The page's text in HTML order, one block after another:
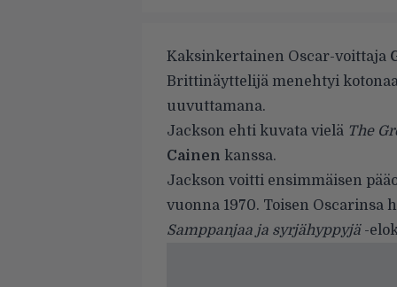
Kaksinkertainen Oscar-voittaja
Brittinäyttelijä menehtyi
uuvuttamana.
Jackson ehti kuvata vielä The
Cainen kanssa.
Jackson voitti ensimmäisen
vuonna 1970. Toisen
Samppanjaa ja syrjähyppyjä-